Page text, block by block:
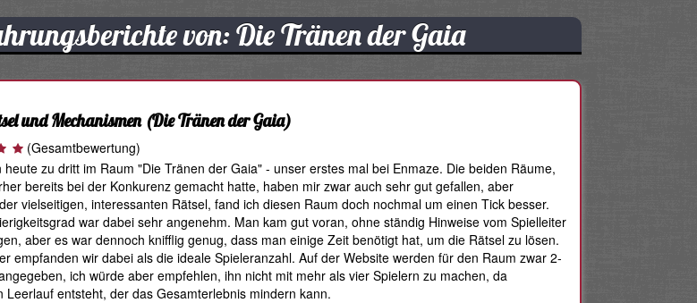
von: Die Tränen der Gaia
und Mechanismen(Die Tränen der Gaia)
(Gesamtbewertung)
heute zu dritt im Raum "Die Tränen der Gaia" - unser erstes mal bei Enmaze. Die beiden Räume,
bereits bei der Konkurenz gemacht hatte, haben mir zwar auch sehr gut gefallen, aber
vielseitigen, interessanten Rätsel, fand ich diesen Raum doch nochmal um einen Tick besser.
war dabei sehr angenehm. Man kam gut voran, ohne ständig Hinweise vom Spielleiter
aber es war dennoch knifflig genug, dass man einige Zeit benötigt hat, um die Rätsel zu lösen.
empfanden wir dabei als die ideale Spieleranzahl. Auf der Website werden für den Raum zwar 2-
ich würde aber empfehlen, ihn nicht mit mehr als vier Spielern zu machen, da
Leerlauf entsteht, der das Gesamterlebnis mindern kann.